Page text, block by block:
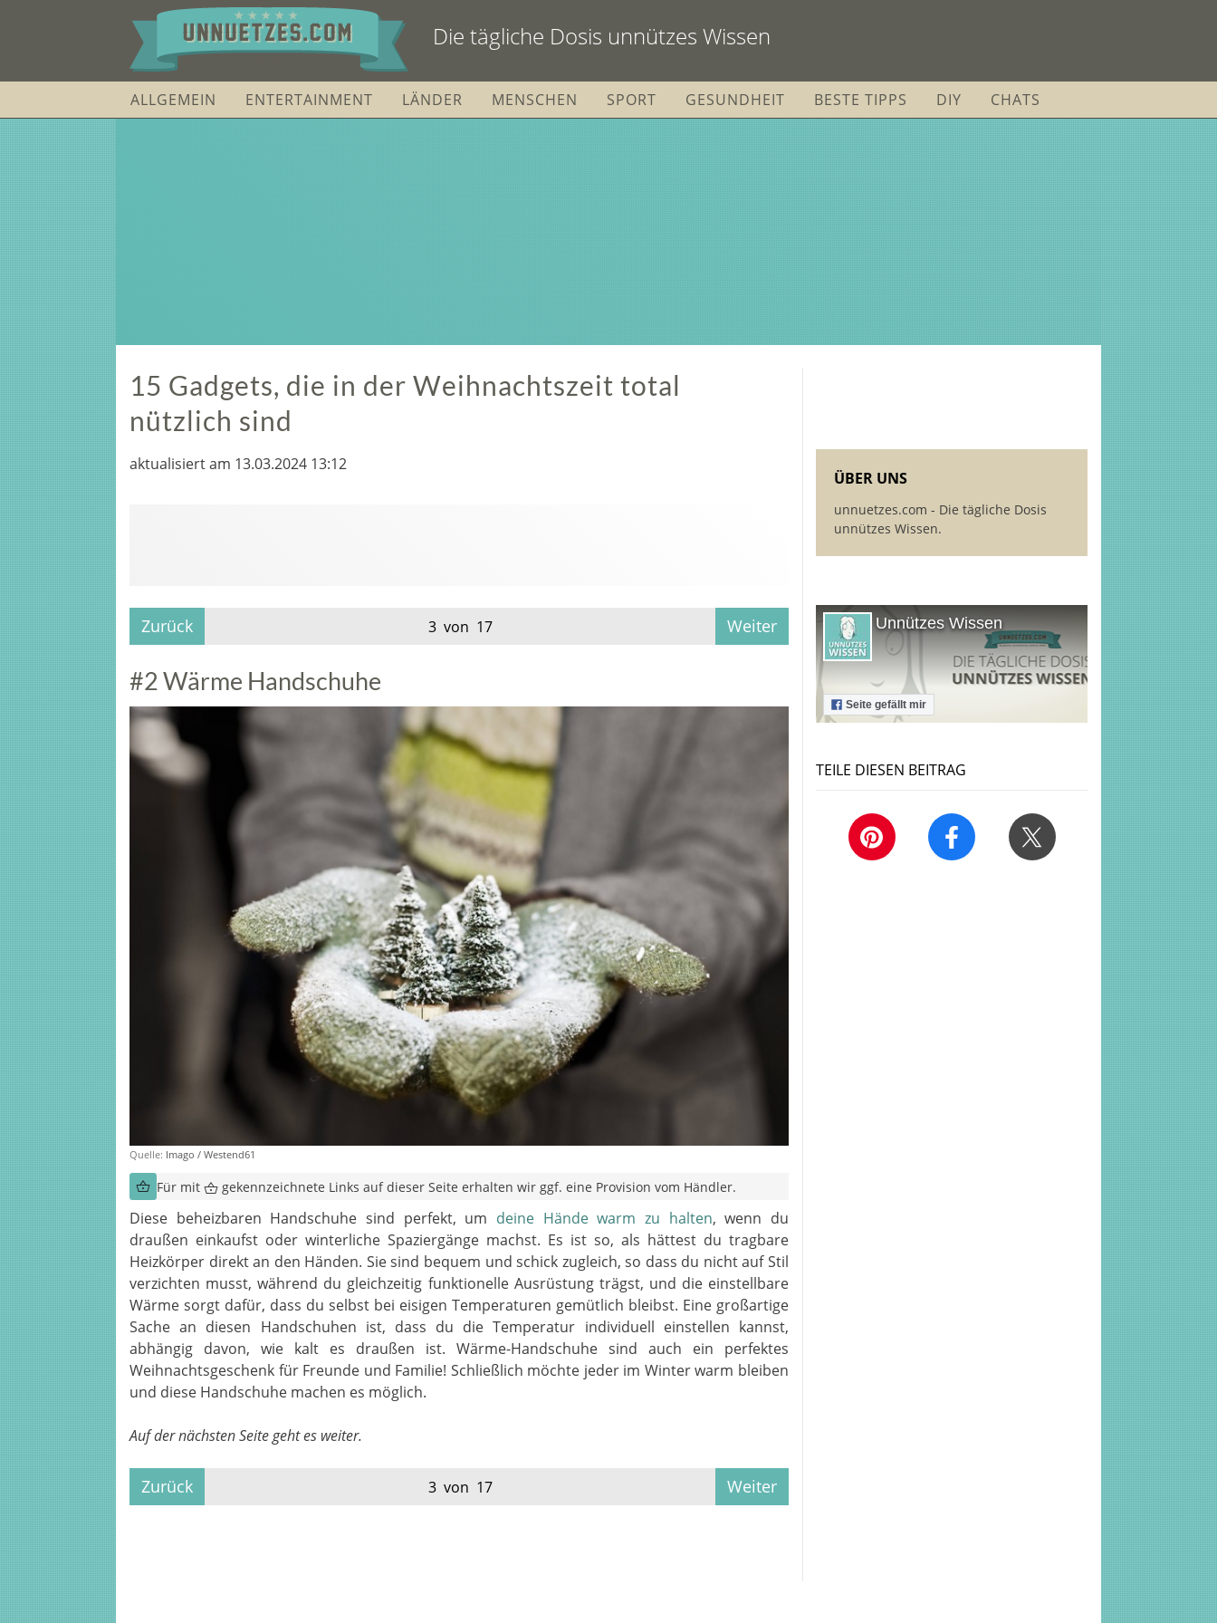
Die tägliche Dosis unnützes Wissen
ALLGEMEIN ENTERTAINMENT LÄNDER MENSCHEN SPORT GESUNDHEIT BESTE TIPPS DIY CHATS
15 Gadgets, die in der Weihnachtszeit total
nützlich sind
aktualisiert am 13.03.2024 13:12
Zurück 3 von 17 Weiter
#2 Wärme Handschuhe
Quelle: Imago / Westend61
Für mit gekennzeichnete Links auf dieser Seite erhalten wir ggf. eine Provision vom Händler.
Diese beheizbaren Handschuhe sind perfekt, um deine Hände warm zu halten, wenn du
draußen einkaufst oder winterliche Spaziergänge machst. Es ist so, als hättest du tragbare
Heizkörper direkt an den Händen. Sie sind bequem und schick zugleich, so dass du nicht auf Stil
verzichten musst, während du gleichzeitig funktionelle Ausrüstung trägst, und die einstellbare
Wärme sorgt dafür, dass du selbst bei eisigen Temperaturen gemütlich bleibst. Eine großartige
Sache an diesen Handschuhen ist, dass du die Temperatur individuell einstellen kannst,
abhängig davon, wie kalt es draußen ist. Wärme-Handschuhe sind auch ein perfektes
Weihnachtsgeschenk für Freunde und Familie! Schließlich möchte jeder im Winter warm bleiben
und diese Handschuhe machen es möglich.
Auf der nächsten Seite geht es weiter.
Zurück 3 von 17 Weiter
ÜBER UNS
unnuetzes.com - Die tägliche Dosis
unnützes Wissen.
Unnützes Wissen
Seite gefällt mir
TEILE DIESEN BEITRAG